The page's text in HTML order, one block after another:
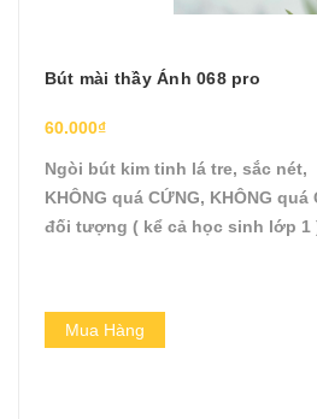
Bút mài thầy Ánh 068 pro
60.000₫
Ngòi bút kim tinh lá tre, sắc nét,
KHÔNG quá CỨNG, KHÔNG
đối tượng ( kể cả học sinh lớp 1
Mua Hàng